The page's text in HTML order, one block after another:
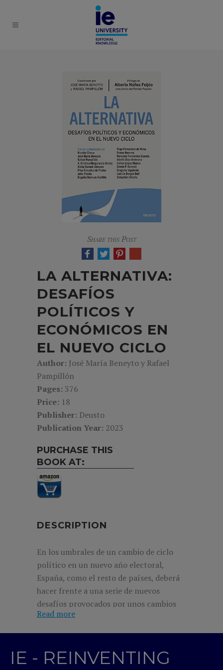
Share this Post
LA ALTERNATIVA:
DESAFÍOS
POLÍTICOS Y
ECONÓMICOS EN
EL NUEVO CICLO
Author: José María Beneyto y Rafael
Pampillón
Pages: 376
Price: 18
Publisher: Deusto
Publication Year: 2023
PURCHASE THIS
BOOK AT:
DESCRIPTION
En los umbrales de un cambio de ciclo
político en un nuevo año electoral,
España, como el resto de países, deberá
hacer frente a una serie de nuevos
desafíos provocados por unos cambios
de carácter geopolítico y geoeconómico
Jose María Beneyto y Rafael Pampillón,
Read more
IE - REINVENTING